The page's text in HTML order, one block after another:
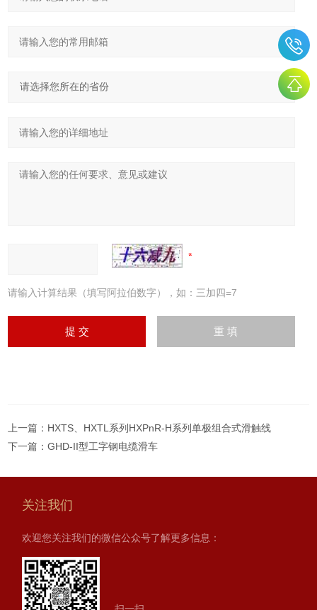
请输入计算结果（填写阿拉伯数字），如：三加四=7
上一篇： HXTS、HXTL系列HXPnR-H系列单极组合式滑触线
下一篇：GHD-II型工字钢电缆滑车
关注我们
欢迎您关注我们的微信公众号了解更多信息：